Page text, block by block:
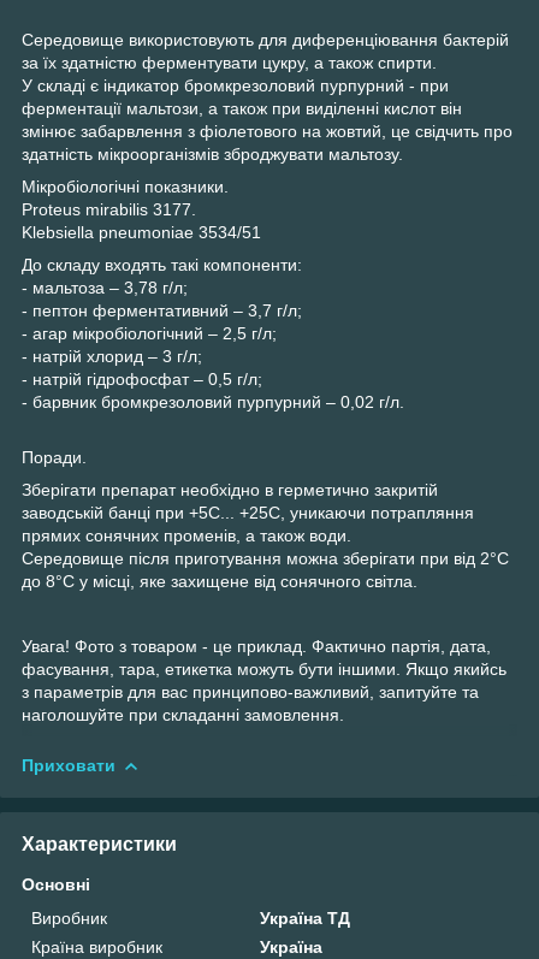
Середовище використовують для диференціювання бактерій
за їх здатністю ферментувати цукру, а також спирти.
У складі є індикатор бромкрезоловий пурпурний - при
ферментації мальтози, а також при виділенні кислот він
змінює забарвлення з фіолетового на жовтий, це свідчить про
здатність мікроорганізмів зброджувати мальтозу.
Мікробіологічні показники.
Proteus mirabilis 3177.
Klebsiella pneumoniae 3534/51
До складу входять такі компоненти:
- мальтоза – 3,78 г/л;
- пептон ферментативний – 3,7 г/л;
- агар мікробіологічний – 2,5 г/л;
- натрій хлорид – 3 г/л;
- натрій гідрофосфат – 0,5 г/л;
- барвник бромкрезоловий пурпурний – 0,02 г/л.
Поради.
Зберігати препарат необхідно в герметично закритій
заводській банці при +5С... +25С, уникаючи потрапляння
прямих сонячних променів, а також води.
Середовище після приготування можна зберігати при від 2°С
до 8°С у місці, яке захищене від сонячного світла.
Увага! Фото з товаром - це приклад. Фактично партія, дата,
фасування, тара, етикетка можуть бути іншими. Якщо якийсь
з параметрів для вас принципово-важливий, запитуйте та
наголошуйте при складанні замовлення.
Приховати
Характеристики
Основні
Виробник
Україна ТД
Країна виробник
Україна